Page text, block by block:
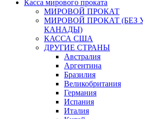
Касса мирового проката
МИРОВОЙ ПРОКАТ
МИРОВОЙ ПРОКАТ (БЕЗ
КАНАДЫ)
КАССА США
ДРУГИЕ СТРАНЫ
Австралия
Аргентина
Бразилия
Великобритания
Германия
Испания
Италия